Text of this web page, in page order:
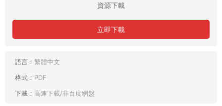
資源下載
立即下載
語言： 繁體中文
格式： PDF
下載： 高速下載/非百度網盤